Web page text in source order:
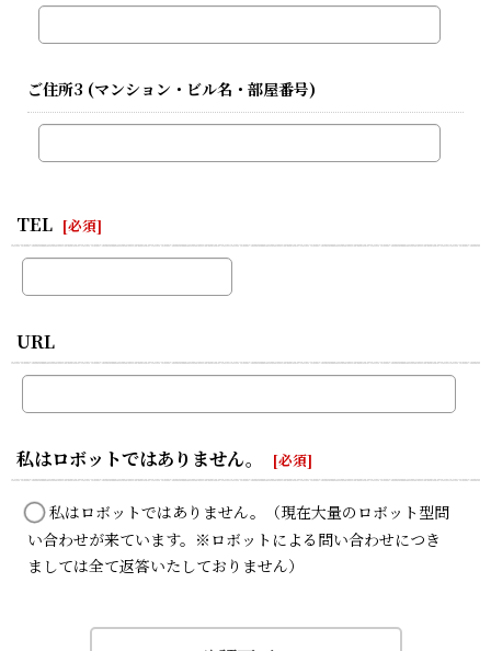
ご住所3 (マンション・ビル名・部屋番号)
TEL [必須]
URL
私はロボットではありません。 [必須]
私はロボットではありません。（現在大量のロボット型問
い合わせが来ています。※ロボットによる問い合わせにつき
ましては全て返答いたしておりません）